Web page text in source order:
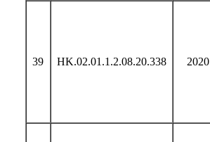
39 HK.02.01.1.2.08.20.338 2020